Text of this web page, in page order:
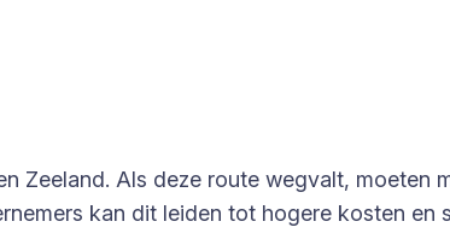
Zeeland. Als deze route wegvalt, moeten
kan dit leiden tot hogere kosten